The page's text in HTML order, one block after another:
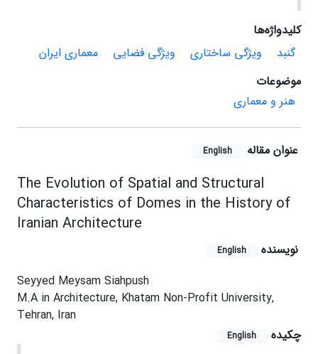
کلیدواژه‌ها
گنبد
ویژگی ساختاری ویژگی فضایی
معماری ایران
موضوعات
هنر و معماری
عنوان مقاله English
The Evolution of Spatial and Structural
Characteristics of Domes in the History of
Iranian Architecture
نویسنده English
Seyyed Meysam Siahpush
M.A in Architecture, Khatam Non-Profit University,
Tehran, Iran
چکیده
English